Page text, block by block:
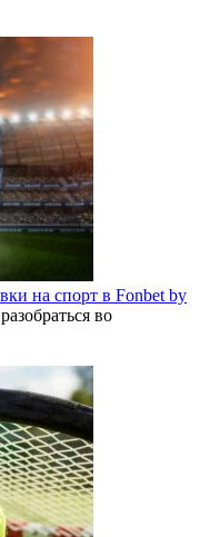
на спорт в Fonbet by
во